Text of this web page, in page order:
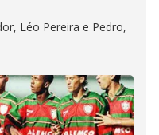
Léo Pereira e Pedro,